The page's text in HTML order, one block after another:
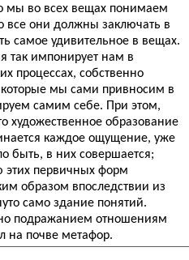
мы во всех вещах понимаем
все они должны заключать в
самое удивительное в вещах.
так импонирует нам в
процессах, собственно
которые мы сами привносим в
самим себе. При этом,
художественное образование
каждое ощущение, уже
быть, в них совершается;
этих первичных форм
образом впоследствии из
само здание понятий.
подражанием отношениям
на почве метафор.